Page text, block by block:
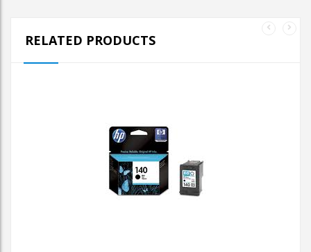
RELATED PRODUCTS
AJOUTER AU PANIER
CARTOUCHE D’ENCRE
HP 140XL NOIRE